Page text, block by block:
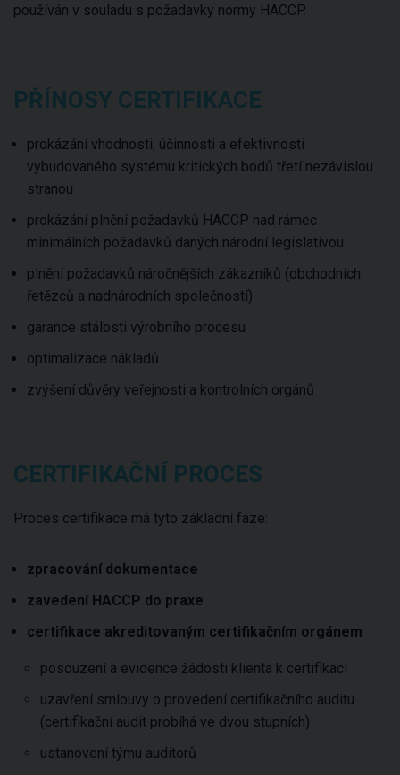
používán v souladu s požadavky normy HACCP.
PŘÍNOSY CERTIFIKACE
prokázání vhodnosti, účinnosti a efektivnosti
vybudovaného systému kritických bodů třetí nezávislou
stranou
prokázání plnění požadavků HACCP nad rámec
minimálních požadavků daných národní legislativou
plnění požadavků náročnějších zákazníků (obchodních
řetězců a nadnárodních společností)
garance stálosti výrobního procesu
optimalizace nákladů
zvýšení důvěry veřejnosti a kontrolních orgánů
CERTIFIKAČNÍ PROCES
Proces certifikace má tyto základní fáze:
zpracování dokumentace
zavedení HACCP do praxe
certifikace akreditovaným certifikačním orgánem
posouzení a evidence žádosti klienta k certifikaci
uzavření smlouvy o provedení certifikačního auditu
(certifikační audit probíhá ve dvou stupních)
ustanovení týmu auditorů